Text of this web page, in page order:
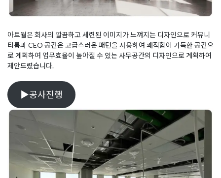
아트월은 회사의 깔끔하고 세련된 이미지가 느껴지는 디자인으로 커뮤니
티룸과 CEO 공간은 고급스러운 패턴을 사용하여 쾌적함이 가득한 공간으
로 계획하여 업무효율이 높아질 수 있는 사무공간의 디자인으로 계획하여
제안드렸습니다.
▶공사진행